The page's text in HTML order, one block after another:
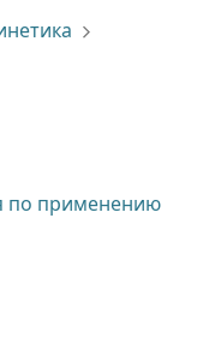
по применению